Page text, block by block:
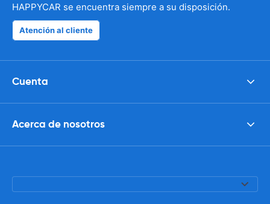
HAPPYCAR se encuentra siempre a su disposición.
Atención al cliente
Cuenta
Acerca de nosotros